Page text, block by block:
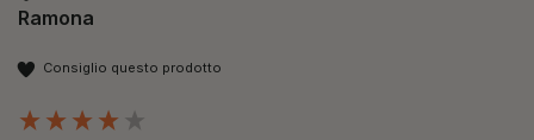
Ramona
Consiglio questo prodotto